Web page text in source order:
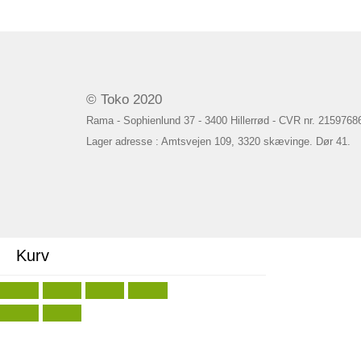
© Toko 2020
Rama - Sophienlund 37 - 3400 Hillerrød - CVR nr.
Lager adresse : Amtsvejen 109, 3320 skævinge. Dør 41.
Kurv